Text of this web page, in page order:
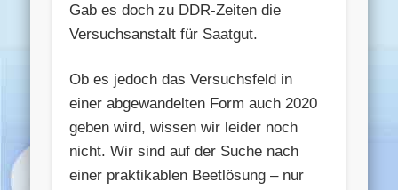
Gab es doch zu DDR-Zeiten die
Versuchsanstalt für Saatgut.
Ob es jedoch das Versuchsfeld in
einer abgewandelten Form auch 2020
geben wird, wissen wir leider noch
nicht. Wir sind auf der Suche nach
einer praktikablen Beetlösung – nur